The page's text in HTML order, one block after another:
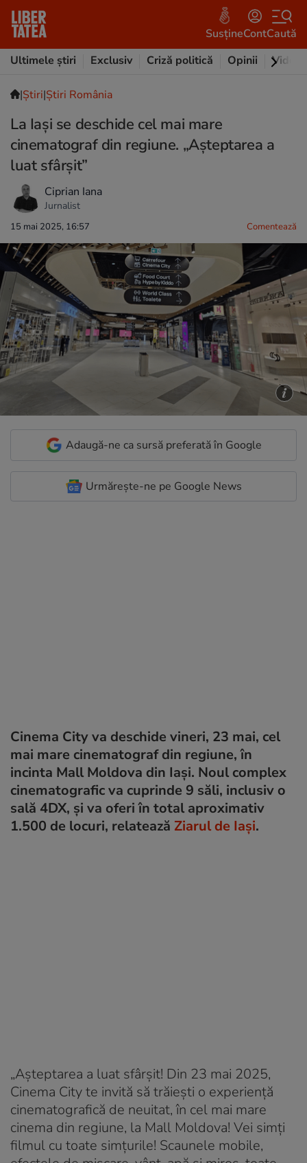
SusțineContCaută
Ultimele știri
Exclusiv Criză politică Opinii Video
|Ştiri|Știri România
La Iași se deschide cel mai mare
cinematograf din regiune. „Așteptarea a
luat sfârșit”
Ciprian Iana
Jurnalist
15 mai 2025, 16:57 Comentează
Adaugă-ne ca sursă preferată în Google
Urmărește-ne pe Google News
Cinema City va deschide vineri, 23 mai, cel
mai mare cinematograf din regiune, în
incinta Mall Moldova din Iași. Noul complex
cinematografic va cuprinde 9 săli, inclusiv o
sală 4DX, și va oferi în total aproximativ
1.500 de locuri, relatează Ziarul de Iași.
„Așteptarea a luat sfârșit! Din 23 mai 2025,
Cinema City te invită să trăiești o experiență
cinematografică de neuitat, în cel mai mare
cinema din regiune, la Mall Moldova! Vei simți
filmul cu toate simțurile! Scaunele mobile,